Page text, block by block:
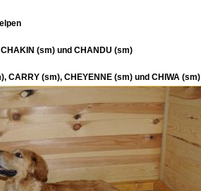
(sm) und CHANDU (sm)
CARRY (sm), CHEYENNE (sm) und CHIWA (sm)